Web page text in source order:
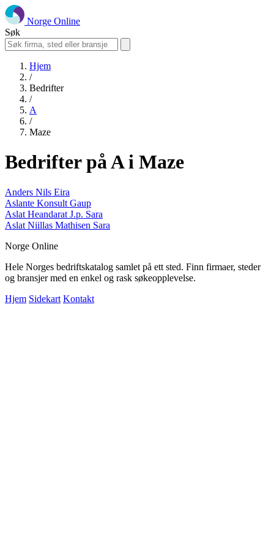
Norge Online
Søk
Hjem
/
Bedrifter
/
A
/
Maze
Bedrifter på A i Maze
Anders Nils Eira
Aslante Konsult Gaup
Aslat Heandarat J.p. Sara
Aslat Niillas Mathisen Sara
Norge Online
Hele Norges bedriftskatalog samlet på ett sted. Finn firmaer, steder
og bransjer med en enkel og rask søkeopplevelse.
Hjem Sidekart Kontakt